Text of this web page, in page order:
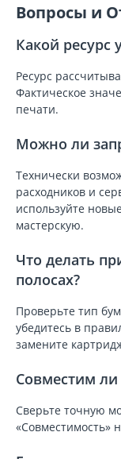
Вопросы и
Какой ресурс
Ресурс
Фактическое
печати.
Можно ли
Технически
расходников и
используйте
мастерскую.
Что делать
полосах?
Проверьте тип
убедитесь в
замените
Совместим
Сверьте точную
«Совместимость»